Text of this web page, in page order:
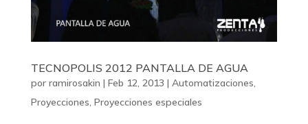
TECNOPOLIS 2012 PANTALLA DE AGUA
por ramirosakin | Feb 12, 2013 | Automatizaciones,
Proyecciones, Proyecciones especiales